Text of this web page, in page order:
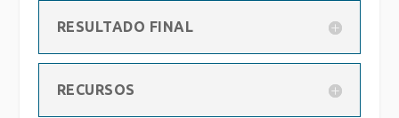
RESULTADO FINAL
RECURSOS